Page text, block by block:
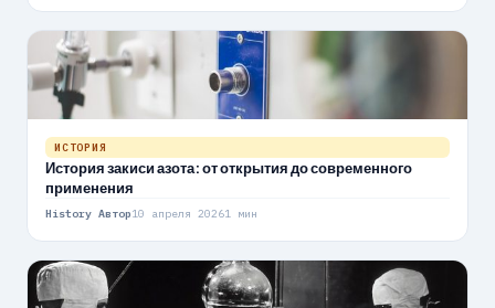
ИСТОРИЯ
История закиси азота: от открытия до современного
применения
History Автор10 апреля 20261 мин